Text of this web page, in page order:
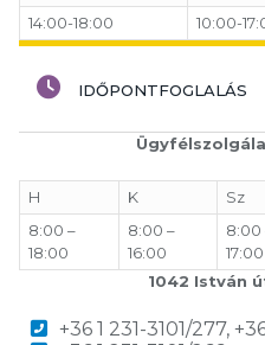
14:00-18:00
10:00-
IDŐPONTFOGLALÁS
H K Sz
8:00 –
18:00
8:00 –
16:00
8:00
17:00
1042 István
+36 1 231-3101/277,